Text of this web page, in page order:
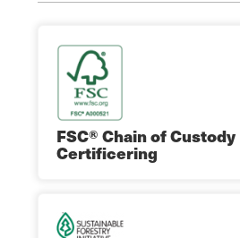
FSC® Chain of Custody
Certificering